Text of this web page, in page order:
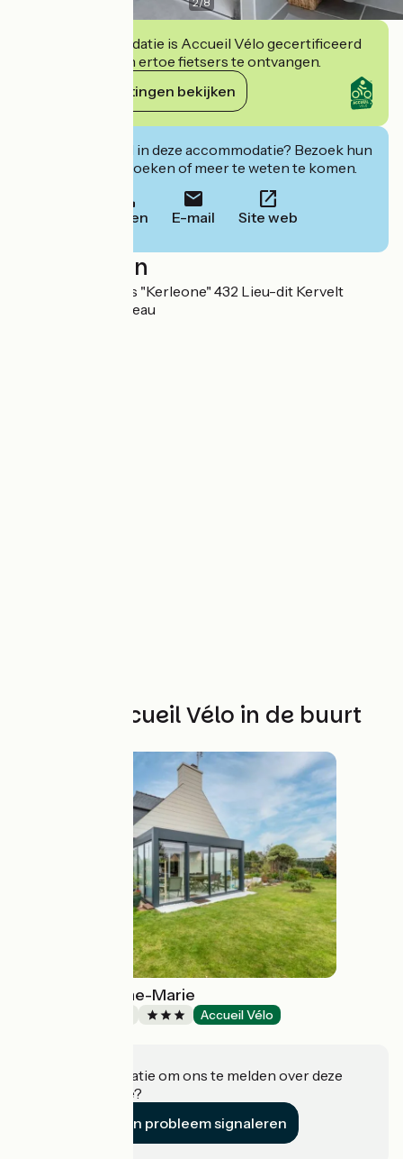
Deze accommodatie is Accueil Vélo gecertificeerd
en verbindt zich ertoe fietsers te ontvangen.
Haar verplichtingen bekijken
Geïnteresseerd in deze accommodatie? Bezoek hun
website om te boeken of meer te weten te komen.
Bellen E-mail Site web
Localisation
Chambres d'hôtes "Kerleone" 432 Lieu-dit Kervelt
29880 Plouguerneau
Andere Accueil Vélo in de buurt
MESSAGER Anne-Marie
Accueil Vélo
Heeft u informatie om ons te melden over deze
accommodatie?
Een probleem signaleren